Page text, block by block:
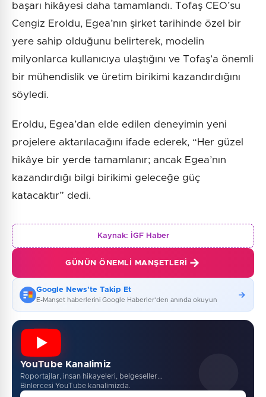
başarı hikâyesi daha tamamlandı. Tofaş CEO’su
Cengiz Eroldu, Egea’nın şirket tarihinde özel bir
yere sahip olduğunu belirterek, modelin
milyonlarca kullanıcıya ulaştığını ve Tofaş’a önemli
bir mühendislik ve üretim birikimi kazandırdığını
söyledi.
Eroldu, Egea’dan elde edilen deneyimin yeni
projelere aktarılacağını ifade ederek, “Her güzel
hikâye bir yerde tamamlanır; ancak Egea’nın
kazandırdığı bilgi birikimi geleceğe güç
katacaktır” dedi.
Kaynak: İGF Haber
GÜNÜN ÖNEMLI MANŞETLERI
Google News'te Takip Et
E-Manşet haberlerini Google Haberler'den anında okuyun
YouTube Kanalimiz
Roportajlar, insan hikayeleri, belgeseller...
Binlercesi YouTube kanalimizda.